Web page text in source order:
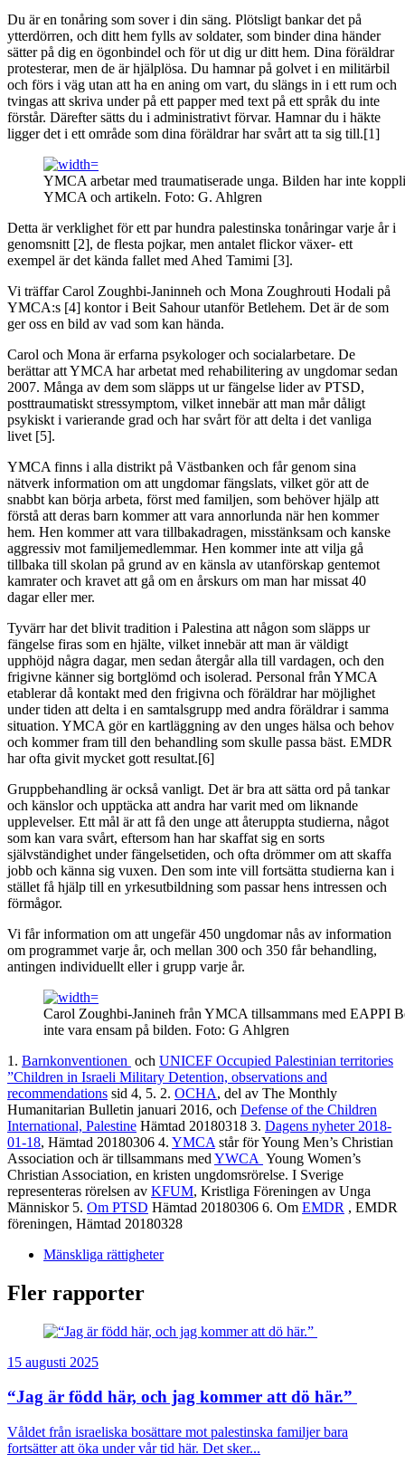
Du är en tonåring som sover i din säng. Plötsligt bankar det på
ytterdörren, och ditt hem fylls av soldater, som binder dina händer
sätter på dig en ögonbindel och för ut dig ur ditt hem. Dina föräldrar
protesterar, men de är hjälplösa. Du hamnar på golvet i en militärbil
och förs i väg utan att ha en aning om vart, du slängs in i ett rum och
tvingas att skriva under på ett papper med text på ett språk du inte
förstår. Därefter sätts du i administrativt förvar. Hamnar du i häkte
ligger det i ett område som dina föräldrar har svårt att ta sig till.[1]
YMCA arbetar med traumatiserade unga. Bilden har inte
YMCA och artikeln. Foto: G. Ahlgren
Detta är verklighet för ett par hundra palestinska tonåringar varje år i
genomsnitt [2], de flesta pojkar, men antalet flickor växer- ett
exempel är det kända fallet med Ahed Tamimi [3].
Vi träffar Carol Zoughbi-Janinneh och Mona Zoughrouti Hodali på
YMCA:s [4] kontor i Beit Sahour utanför Betlehem. Det är de som
ger oss en bild av vad som kan hända.
Carol och Mona är erfarna psykologer och socialarbetare. De
berättar att YMCA har arbetat med rehabilitering av ungdomar sedan
2007. Många av dem som släpps ut ur fängelse lider av PTSD,
posttraumatiskt stressymptom, vilket innebär att man mår dåligt
psykiskt i varierande grad och har svårt för att delta i det vanliga
livet [5].
YMCA finns i alla distrikt på Västbanken och får genom sina
nätverk information om att ungdomar fängslats, vilket gör att de
snabbt kan börja arbeta, först med familjen, som behöver hjälp att
förstå att deras barn kommer att vara annorlunda när hen kommer
hem. Hen kommer att vara tillbakadragen, misstänksam och kanske
aggressiv mot familjemedlemmar. Hen kommer inte att vilja gå
tillbaka till skolan på grund av en känsla av utanförskap gentemot
kamrater och kravet att gå om en årskurs om man har missat 40
dagar eller mer.
Tyvärr har det blivit tradition i Palestina att någon som släpps ur
fängelse firas som en hjälte, vilket innebär att man är väldigt
upphöjd några dagar, men sedan återgår alla till vardagen, och den
frigivne känner sig bortglömd och isolerad. Personal från YMCA
etablerar då kontakt med den frigivna och föräldrar har möjlighet
under tiden att delta i en samtalsgrupp med andra föräldrar i samma
situation. YMCA gör en kartläggning av den unges hälsa och behov
och kommer fram till den behandling som skulle passa bäst. EMDR
har ofta givit mycket gott resultat.[6]
Gruppbehandling är också vanligt. Det är bra att sätta ord på tankar
och känslor och upptäcka att andra har varit med om liknande
upplevelser. Ett mål är att få den unge att återuppta studierna, något
som kan vara svårt, eftersom han har skaffat sig en sorts
självständighet under fängelsetiden, och ofta drömmer om att skaffa
jobb och känna sig vuxen. Den som inte vill fortsätta studierna kan i
stället få hjälp till en yrkesutbildning som passar hens intressen och
förmågor.
Vi får information om att ungefär 450 ungdomar nås av information
om programmet varje år, och mellan 300 och 350 får behandling,
antingen individuellt eller i grupp varje år.
Carol Zoughbi-Janineh från YMCA tillsammans med EAPPI
inte vara ensam på bilden. Foto: G Ahlgren
1. Barnkonventionen och UNICEF Occupied Palestinian territories
”Children in Israeli Military Detention, observations and
recommendations sid 4, 5. 2. OCHA, del av The Monthly
Humanitarian Bulletin januari 2016, och Defense of the Children
International, Palestine Hämtad 20180318 3. Dagens nyheter 2018-
01-18, Hämtad 20180306 4. YMCA står för Young Men’s Christian
Association och är tillsammans med YWCA Young Women’s
Christian Association, en kristen ungdomsrörelse. I Sverige
representeras rörelsen av KFUM, Kristliga Föreningen av Unga
Människor 5. Om PTSD Hämtad 20180306 6. Om EMDR , EMDR
föreningen, Hämtad 20180328
Mänskliga rättigheter
Fler rapporter
15 augusti 2025
“Jag är född här, och jag kommer att dö här.”
Våldet från israeliska bosättare mot palestinska familjer bara
fortsätter att öka under vår tid här. Det sker...